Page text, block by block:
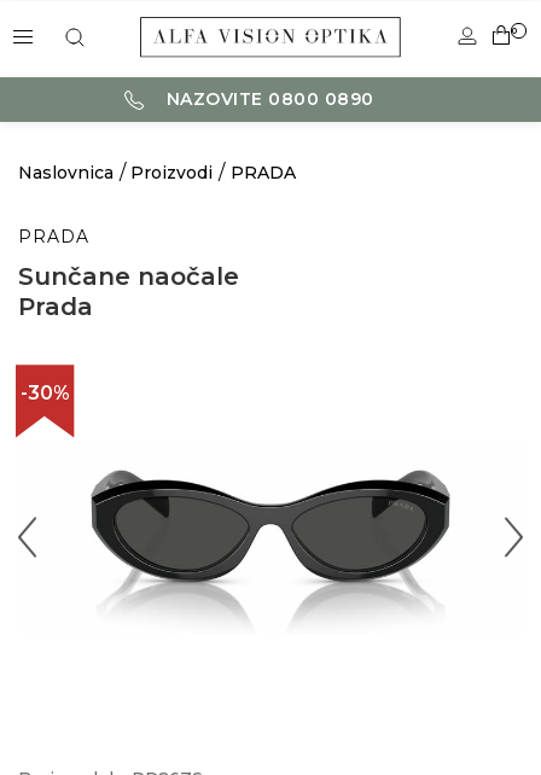
0
NAZOVITE 0800 0890
Naslovnica Proizvodi PRADA
PRADA
Sunčane naočale
Prada
-30%